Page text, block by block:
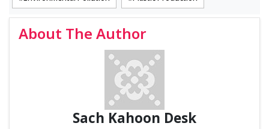
About The Author
Sach Kahoon Desk